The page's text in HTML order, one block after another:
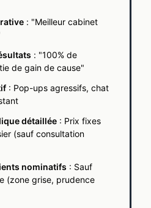
: "Meilleur cabinet
: "100% de
de gain de cause"
: Pop-ups agressifs, chat
détaillée : Prix fixes
(sauf consultation
nominatifs : Sauf
(zone grise, prudence